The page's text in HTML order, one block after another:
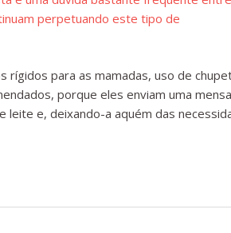
rígidos para as mamadas, uso de
porque eles enviam uma
leite e, deixando-a aquém das